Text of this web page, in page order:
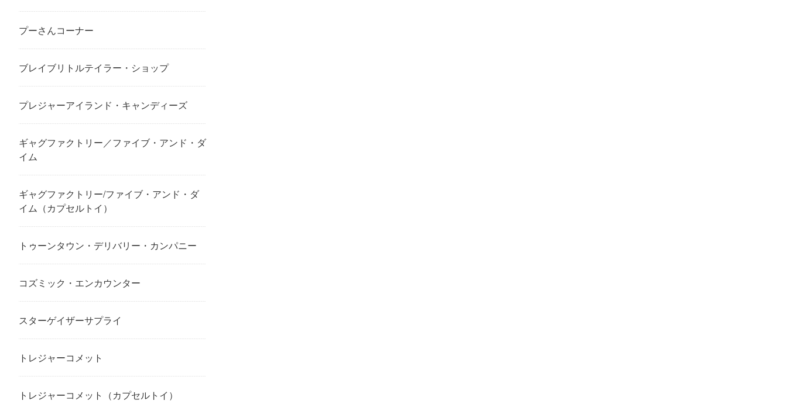
プーさんコーナー
ブレイブリトルテイラー・ショップ
プレジャーアイランド・キャンディーズ
ギャグファクトリー／ファイブ・アンド・ダ
イム
ギャグファクトリー/ファイブ・アンド・ダ
イム（カプセルトイ）
トゥーンタウン・デリバリー・カンパニー
コズミック・エンカウンター
スターゲイザーサプライ
トレジャーコメット
トレジャーコメット（カプセルトイ）